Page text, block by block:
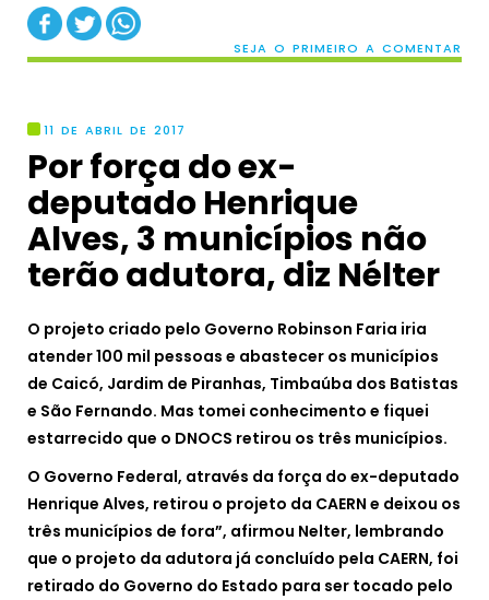
SEJA O PRIMEIRO A COMENTAR
11 DE ABRIL DE 2017
Por força do ex-
deputado Henrique
Alves, 3 municípios não
terão adutora, diz Nélter
O projeto criado pelo Governo Robinson Faria iria
atender 100 mil pessoas e abastecer os municípios
de Caicó, Jardim de Piranhas, Timbaúba dos Batistas
e São Fernando. Mas tomei conhecimento e fiquei
estarrecido que o DNOCS retirou os três municípios.
O Governo Federal, através da força do ex-deputado
Henrique Alves, retirou o projeto da CAERN e deixou os
três municípios de fora”, afirmou Nelter, lembrando
que o projeto da adutora já concluído pela CAERN, foi
retirado do Governo do Estado para ser tocado pelo